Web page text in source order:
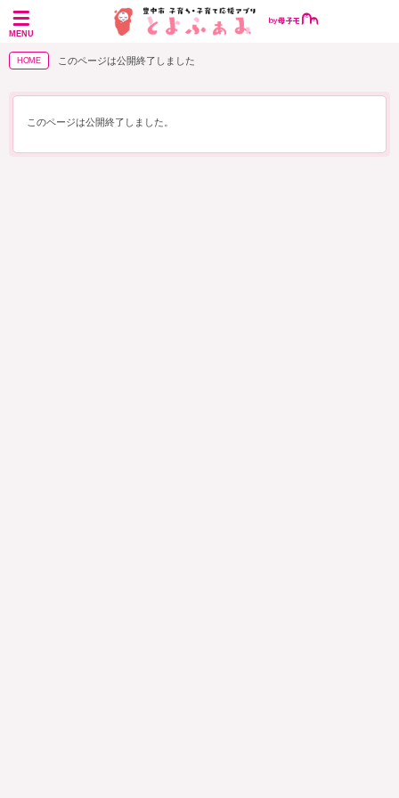
MENU
HOME このページは公開終了しました
このページは公開終了しました。